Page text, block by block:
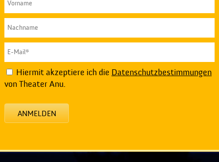
Hiermit akzeptiere ich die Datenschutzbestimmungen
von Theater Anu.
ANMELDEN